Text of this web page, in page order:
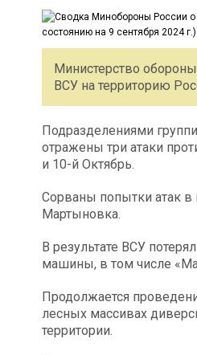
Министерство
ВСУ на территорию
Подразделениями
отражены три атаки
и 10-й Октябрь.
Сорваны попытки атак в
Мартыновка.
В результате ВСУ
машины, в том числе
Продолжается
лесных массивах
территории.